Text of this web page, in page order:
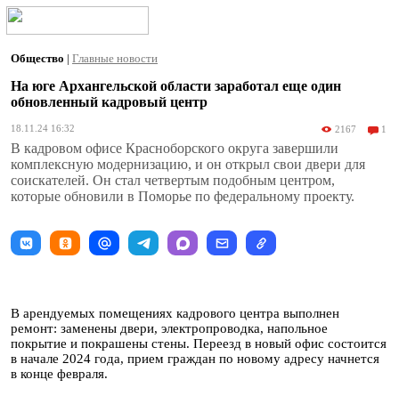
Общество | Главные новости
На юге Архангельской области заработал еще один
обновленный кадровый центр
18.11.24 16:32 2167 1
В кадровом офисе Красноборского округа завершили
комплексную модернизацию, и он открыл свои двери для
соискателей. Он стал четвертым подобным центром,
которые обновили в Поморье по федеральному проекту.
В арендуемых помещениях кадрового центра выполнен
ремонт: заменены двери, электропроводка, напольное
покрытие и покрашены стены. Переезд в новый офис состоится
в начале 2024 года, прием граждан по новому адресу начнется
в конце февраля.